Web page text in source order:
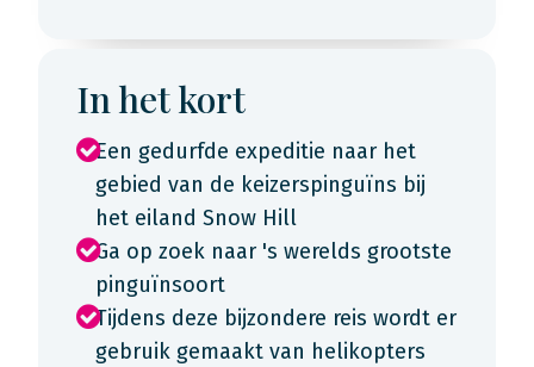
In het kort
Een gedurfde expeditie naar het
gebied van de keizerspinguïns bij
het eiland Snow Hill
Ga op zoek naar 's werelds grootste
pinguïnsoort
Tijdens deze bijzondere reis wordt er
gebruik gemaakt van helikopters